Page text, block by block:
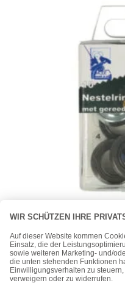
Kordeln, Ösen, Endstücke
MMJZ – 10 Ösen 14mm
nickel / schwarz